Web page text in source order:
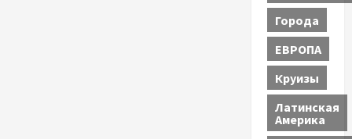
Города
ЕВРОПА
Круизы
Латинская
Америка